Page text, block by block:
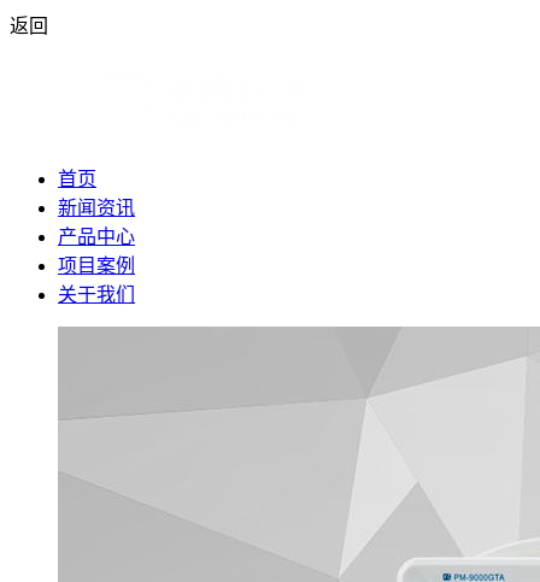
返回
首页
新闻资讯
产品中心
项目案例
关于我们